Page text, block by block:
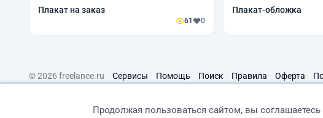
Плакат на заказ
61 0
Плакат-обложка
© 2026 freelance.ru Сервисы Помощь Поиск Правила Оферта
Продолжая пользоваться сайтом, вы